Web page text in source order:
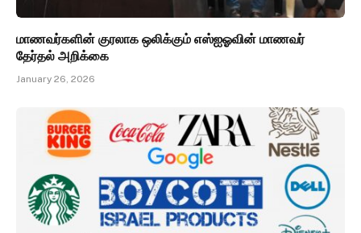
மாணவர்களின் குரலாக ஒலிக்கும் எஸ்ஐஓவின் மாணவர்
தேர்தல் அறிக்கை
January 26, 2026